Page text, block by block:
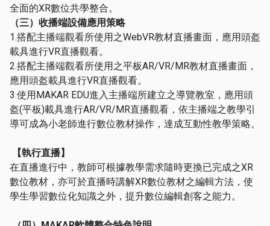
全面的XR數位共學整合。
（三）收播端設備應用策略
1.搭配主播端觀看所使用之WebVR教材直播畫面，應用頭盔
載具進行VR直播觀看。
2.搭配主播端觀看所使用之平板AR/VR/MR教材直播畫面，
應用頭盔載具進行VR直播觀看。
3.使用MAKAR EDU進入主播端所建立之導覽教室，應用頭
盔(平板)載具進行AR/VR/MR直播觀看，依主播端之教學引
導可成為小老師進行數位教材操作，達成互動性教學策略。
【執行直播】
在直播進行中，教師可根據教學需求隨時更換已完成之XR
數位教材，亦可於直播時講解XR數位教材之編輯方法，使
學生學習數位化知識之外，提升數位編輯創客之能力。